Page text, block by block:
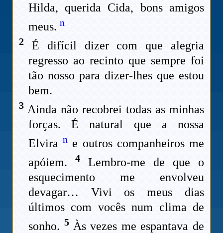
Hilda, querida Cida, bons amigos
meus.n
2 É difícil dizer com que alegria
regresso ao recinto que sempre foi
tão nosso para dizer-lhes que estou
bem.
3 Ainda não recobrei todas as minhas
forças. É natural que a nossa
Elviran e outros companheiros me
apóiem. 4 Lembro-me de que o
esquecimento me envolveu
devagar… Vivi os meus dias
últimos com vocês num clima de
sonho. 5Às vezes me espantava de